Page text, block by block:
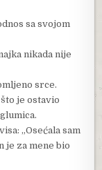
sa svojom
nikada nije
srce.
što je ostavio
„Osećala sam
je za mene bio